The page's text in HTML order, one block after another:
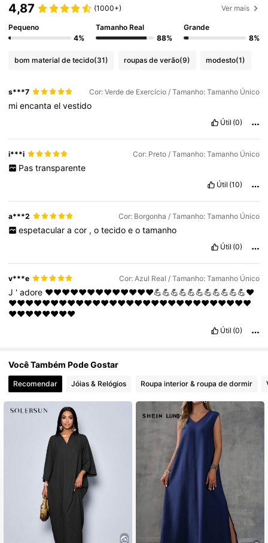
594K Seguidores
4,85 594K Seguidores
4,85
4,87 (1000+) Ver mais
Pequeno
4%
Tamanho Real
88%
Grande
8%
bom material de tecido(31) roupas de verão(9) modesto(1)
s***7 Cor: Verde de Exercício / Tamanho: Tamanho Único
miencantaelvestido
Útil (0)
i***i Cor: Preto / Tamanho: Tamanho Único
Pas transparente
Útil (10)
a***2 Cor: Borgonha / Tamanho: Tamanho Único
espetacular a cor , o tecido e o tamanho
Útil (0)
v***e Cor: Azul Real / Tamanho: Tamanho Único
J 'adore ❤️❤️❤️❤️❤️❤️❤️❤️❤️❤️❤️❤️❤️💪💪💪💪💪💪💪💪💪💪💪❤️
❤️❤️❤️❤️❤️❤️❤️❤️❤️❤️❤️❤️❤️❤️❤️❤️❤️❤️❤️❤️❤️❤️❤️❤️❤️❤️❤️❤️❤️
❤️❤️❤️❤️❤️❤️❤️❤️
Útil (0)
Você Também Pode Gostar
Recomendar Jóias & Relógios Roupa interior & roupa de dormir